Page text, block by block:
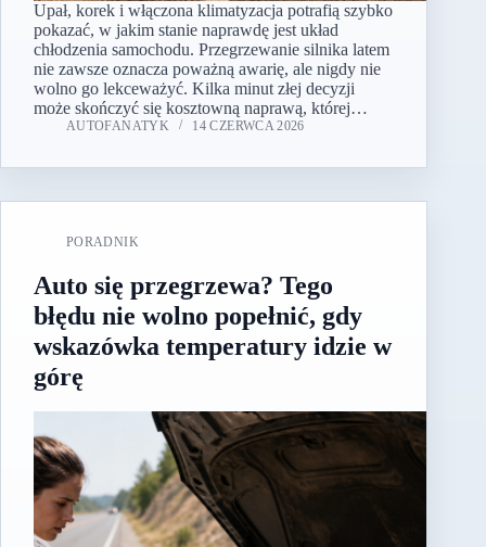
Upał, korek i włączona klimatyzacja potrafią szybko
pokazać, w jakim stanie naprawdę jest układ
chłodzenia samochodu. Przegrzewanie silnika latem
nie zawsze oznacza poważną awarię, ale nigdy nie
wolno go lekceważyć. Kilka minut złej decyzji
może skończyć się kosztowną naprawą, której…
AUTOFANATYK 14 CZERWCA 2026
PORADNIK
Auto się przegrzewa? Tego
błędu nie wolno popełnić, gdy
wskazówka temperatury idzie w
górę